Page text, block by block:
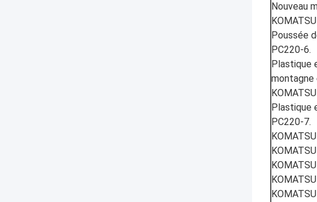
Nouveau
Poussée
PC220-6.
Plastique
montagne
Plastique
PC220-7.